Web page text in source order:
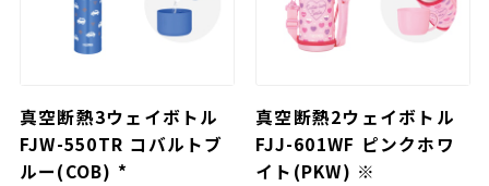
真空断熱3ウェイボトル
FJW-550TR コバルトブ
ルー(COB) *
真空断熱2ウェイボトル
FJJ-601WF ピンクホワ
イト(PKW) ※